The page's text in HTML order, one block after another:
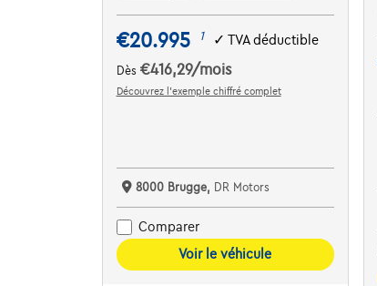
€20.995 1 ✓ TVA déductible
Dès €416,29/mois
Découvrez l’exemple chiffré complet
8000 Brugge, DR Motors
Comparer
Voir le véhicule